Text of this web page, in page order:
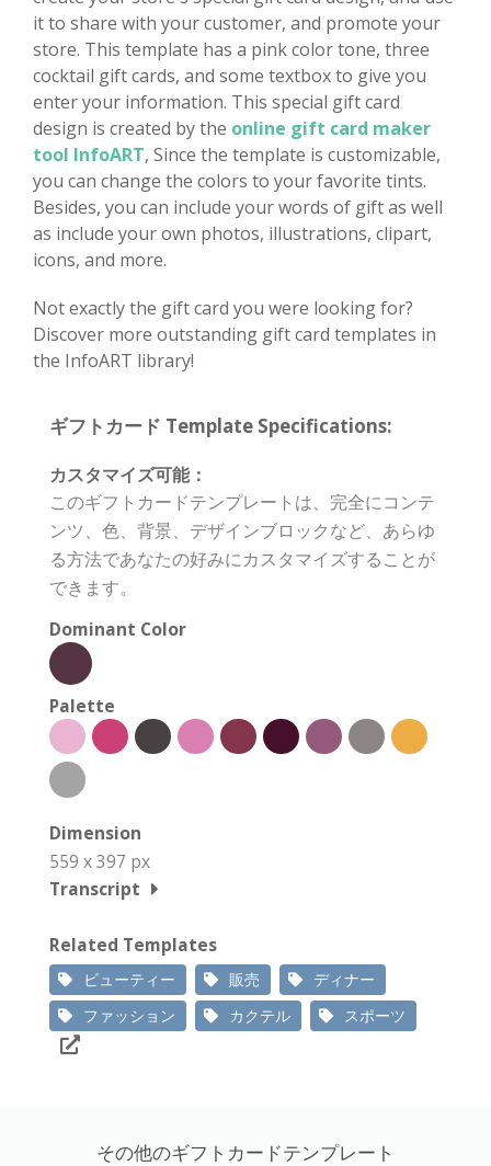
it to share with your customer, and promote your
store. This template has a pink color tone, three
cocktail gift cards, and some textbox to give you
enter your information. This special gift card
design is created by the online gift card maker
tool InfoART, Since the template is customizable,
you can change the colors to your favorite tints.
Besides, you can include your words of gift as well
as include your own photos, illustrations, clipart,
icons, and more.
Not exactly the gift card you were looking for?
Discover more outstanding gift card templates in
the InfoART library!
ギフトカード Template Specifications:
カスタマイズ可能：
このギフトカードテンプレートは、完全にコンテ
ンツ、色、背景、デザインブロックなど、あらゆ
る方法であなたの好みにカスタマイズすることが
できます。
Dominant Color
Palette
Dimension
559 x 397 px
Transcript
Related Templates
ビューティー 販売
ディナー
ファッション
カクテル スポーツ
その他のギフトカードテンプレート